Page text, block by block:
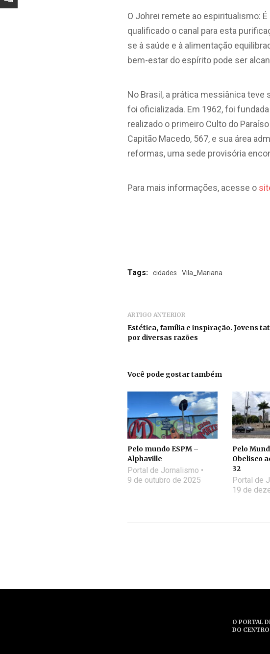
O Johrei remete ao espiritualismo:
qualificado o canal para esta
se à saúde e à alimentação
bem-estar do espírito pode ser
No Brasil, a prática messiânica
foi oficializada. Em 1962, foi
realizado o primeiro Culto do
Capitão Macedo, 567, e sua área
reformas, uma sede provisória
Para mais informações, acesse o
Tags: cidades Vila_Mariana
ARTIGO ANTERIOR
Estética, família e inspiração. Jovens
por diversas razões
Você pode gostar também
Pelo mundo ESPM –
Alphaville
Portal de Jornalismo
9 de outubro de 2025
Pelo
Obelisco
32
Portal de
19 de
O PORTAL
DO